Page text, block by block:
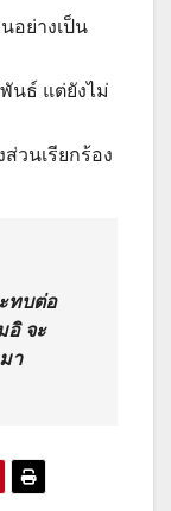
อย่างเป็น
นธ์ แต่ยังไม่
วนเรียกร้อง
ทบต่อ
อิ จะ
า